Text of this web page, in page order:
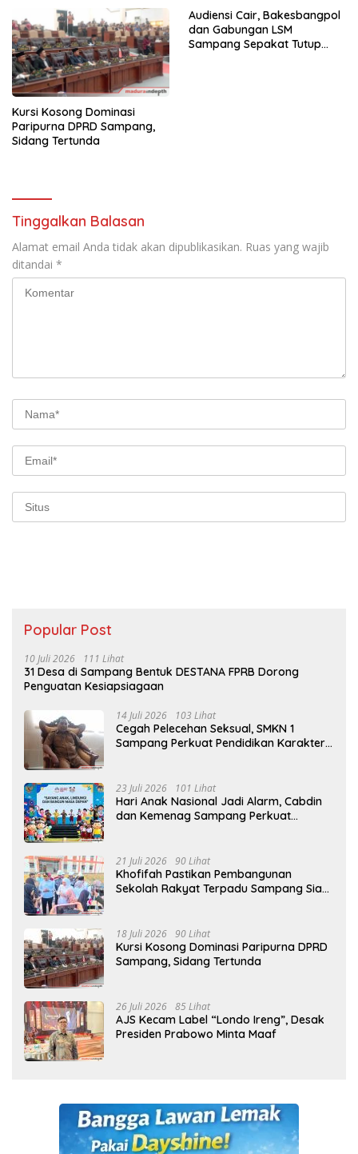
Kursi Kosong Dominasi
Paripurna DPRD Sampang,
Sidang Tertunda
Audiensi Cair, Bakesbangpol
dan Gabungan LSM
Sampang Sepakat Tutup
Tinggalkan Balasan
Alamat email Anda tidak akan dipublikasikan. Ruas yang wajib
ditandai *
Popular Post
10 Juli 2026 111 Lihat
31 Desa di Sampang Bentuk DESTANA FPRB Dorong
Penguatan Kesiapsiagaan
14 Juli 2026 103 Lihat
Cegah Pelecehan Seksual, SMKN 1
Sampang Perkuat Pendidikan Karakter
23 Juli 2026 101 Lihat
Hari Anak Nasional Jadi Alarm, Cabdin
dan Kemenag Sampang Perkuat
21 Juli 2026 90 Lihat
Khofifah Pastikan Pembangunan
Sekolah Rakyat Terpadu Sampang Siap
18 Juli 2026 90 Lihat
Kursi Kosong Dominasi Paripurna DPRD
Sampang, Sidang Tertunda
26 Juli 2026 85 Lihat
AJS Kecam Label “Londo Ireng”, Desak
Presiden Prabowo Minta Maaf